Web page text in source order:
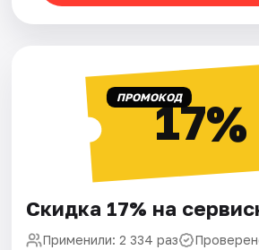
ПРОМОКОД17%
Скидка 17% на
Применили: 2 334 раз